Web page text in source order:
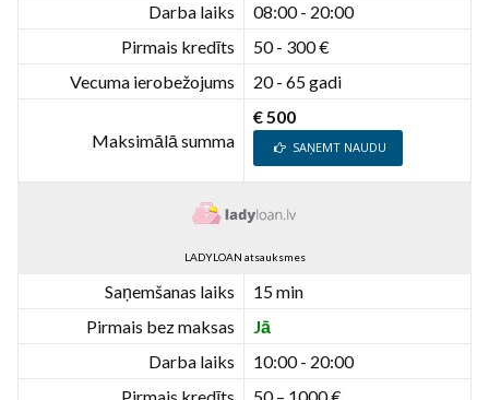
Darba laiks
08:00 - 20:00
Pirmais kredīts
50 - 300 €
Vecuma ierobežojums
20 - 65 gadi
Maksimālā summa
€ 500
SAŅEMT NAUDU
LADYLOAN atsauksmes
Saņemšanas laiks
15 min
Pirmais bez maksas
Jā
Darba laiks
10:00 - 20:00